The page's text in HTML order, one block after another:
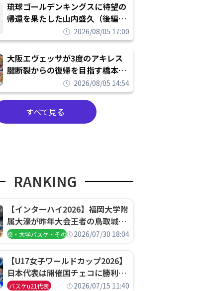
琉球ゴールデンキングスに待望の
帰還を果たした山内盛久（後編）
「1人のウチナーンチュとしてみ
んなが誇りに思えるチームにして
いく」
2026/08/05 17:00
大阪エヴェッサが3度のアキレス
腱断裂からの復帰を目指す橋本拓
哉と契約を締結「もう一度コート
に立ちたい」
2026/08/05 14:54
すべて見る
RANKING
【インターハイ2026】福岡大学附
属大濠が昨年大会王者の鳥取城北
を撃破、大阪薫英女学院は岐阜女
高校・大学バスケ・その他2026/07/30 18:04
【U17女子ワールドカップ2026】
日本代表は開催国チェコに勝利し
て予選グループ3連勝で首位通
バスケu21代表 2026/07/15 11:40